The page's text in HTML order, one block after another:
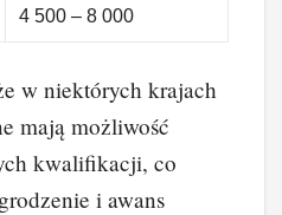
4 500 – 8 000
w niektórych krajach
mają możliwość
kwalifikacji, co
i awans